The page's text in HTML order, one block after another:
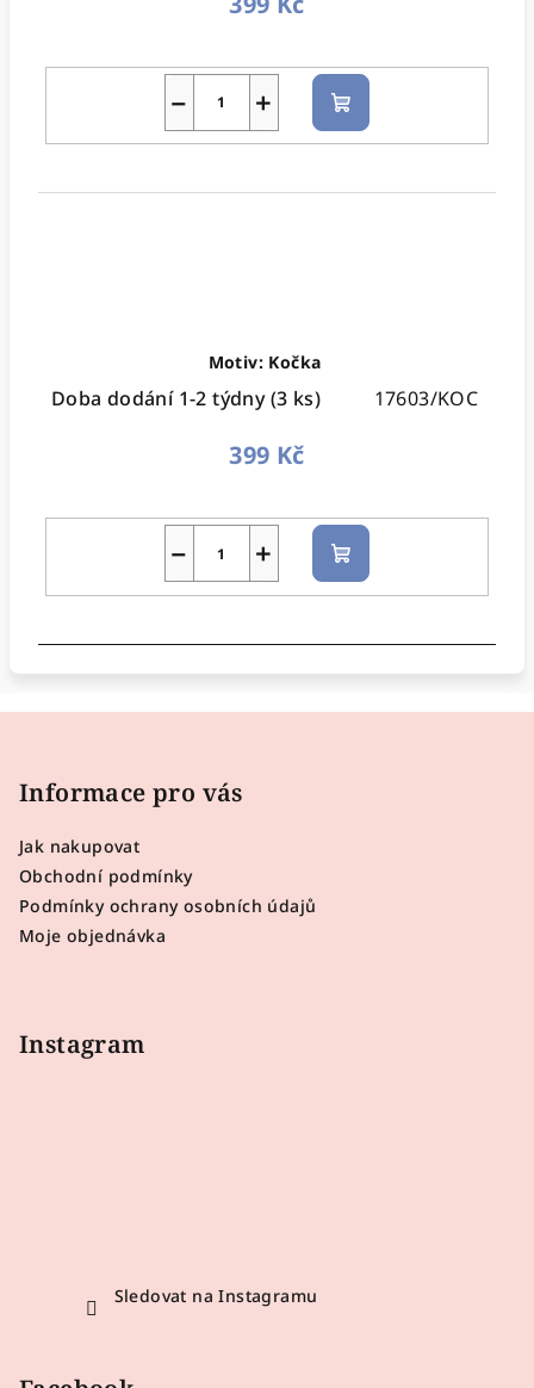
+
− Do
košíku
Motiv: Kočka
Doba dodání 1-2 týdny(3 ks) 17603/KOC
399 Kč
+
− Do
košíku
Informace pro vás
Jak nakupovat
Obchodní podmínky
Podmínky ochrany osobních údajů
Moje objednávka
Instagram
Sledovat na Instagramu